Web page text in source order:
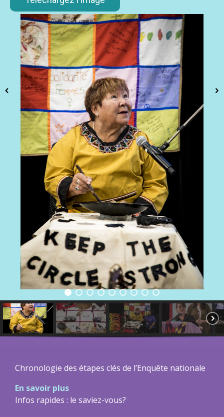
Chronologie des étapes clés de l’Enquête nationale
En savoir plus
Infos rapides : le saviez-vous?